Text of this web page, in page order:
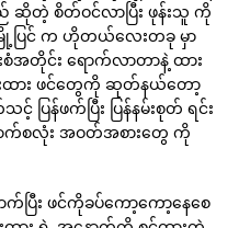
ဆိုတဲ့ စိတ်ဝင်လာပြီး ဖုန်းသူ ကို
ြင် က ဟိုတယ်လေးတခု မှာ
အတိုင်း ရောက်လာတာနဲ့ ထား
ထား ဖင်တွေကို ဆုတ်နယ်တော့
ြန်ဖက်ပြီး ပြန်နမ်းစုတ် ရင်း
က်စလုံး အဝတ်အစားတွေ ကို
ပြီး ဖင်ကိုခပ်ကော့ကော့နေစေ